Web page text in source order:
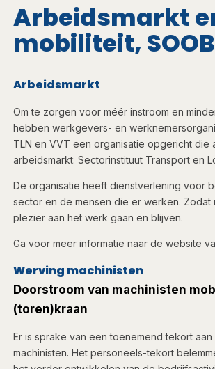
Arbeidsmarkt
mobiliteit, SOOB
Arbeidsmarkt
Om te zorgen voor méér instroom en
hebben werkgevers- en
TLN en VVT een organisatie opgericht die
arbeidsmarkt: Sectorinstituut Transport en
De organisatie heeft dienstverlening voor
sector en de mensen die er werken. Zodat
plezier aan het werk gaan en blijven.
Ga voor meer informatie naar de website
Werving machinisten
Doorstroom van machinisten
(toren)kraan
Er is sprake van een toenemend tekort
machinisten. Het personeels-tekort